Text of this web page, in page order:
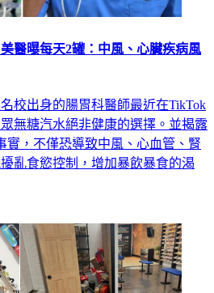
醫曝每天2罐：中風、心臟疾病風
校出身的腸胃科醫師最近在TikTok
無糖汽水絕非健康的選擇。並揭露
實，不僅恐導致中風、心血管、腎
亂食慾控制，增加暴飲暴食的渴